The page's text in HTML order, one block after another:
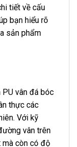
tiết về cấu
bạn hiểu rõ
sản phẩm
vân đá bóc
thực các
Với kỹ
vân trên
mà còn có độ